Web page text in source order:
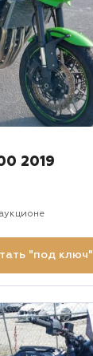
2019
"под ключ"